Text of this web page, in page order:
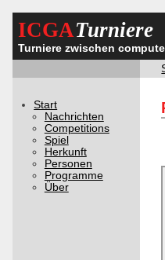
ICGATurniere
Turniere zwischen
Start
Nachrichten
Competitions
Spiel
Herkunft
Personen
Programme
Über